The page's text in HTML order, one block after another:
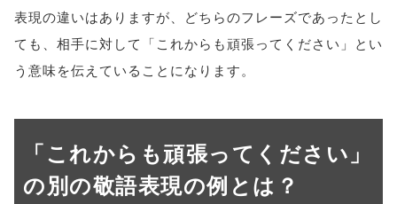
表現の違いはありますが、どちらのフレーズであったとし
ても、相手に対して「これからも頑張ってください」とい
う意味を伝えていることになります。
「これからも頑張ってください」
の別の敬語表現の例とは？